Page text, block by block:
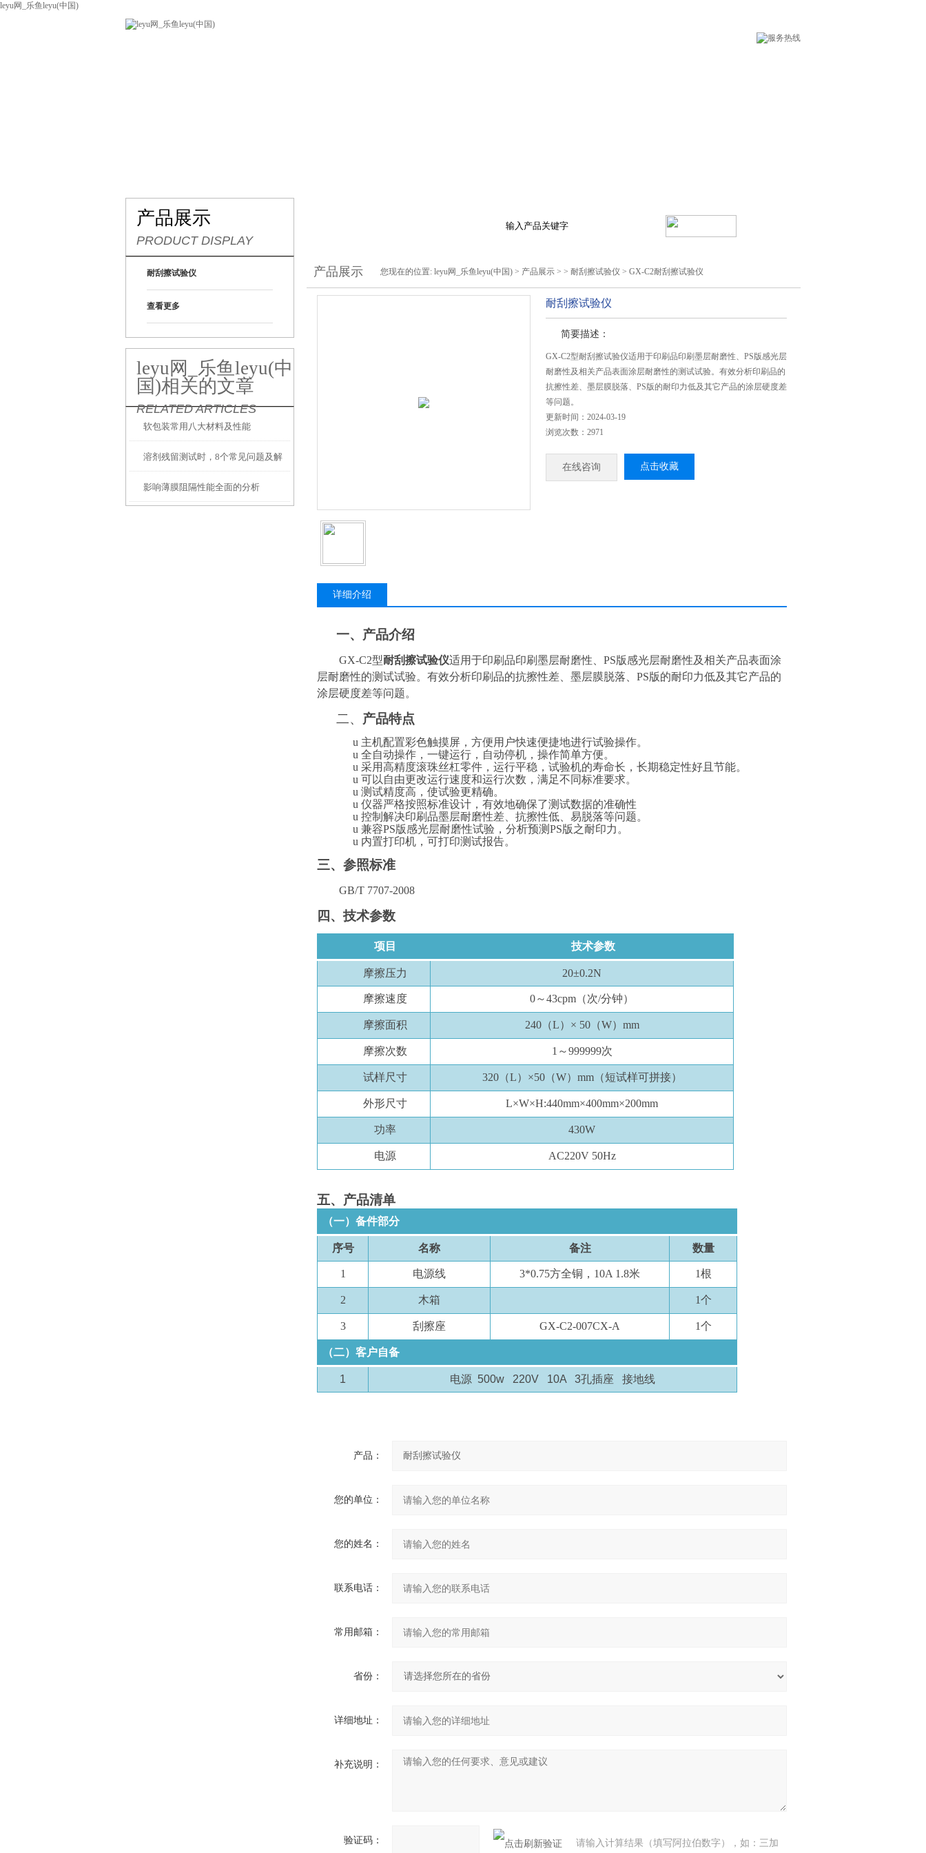
leyu网_乐鱼leyu(中国)
产品展示
PRODUCT DISPLAY
耐刮擦试验仪
查看更多
leyu网_乐鱼leyu(中
国)相关的文章
RELATED ARTICLES
软包装常用八大材料及性能
溶剂残留测试时，8个常见问题及解
决方式请收好
影响薄膜阻隔性能全面的分析
产品展示 您现在的位置: leyu网_乐鱼leyu(中国) > 产品展示 > > 耐刮擦试验仪 > GX-C2耐刮擦试验仪
耐刮擦试验仪
简要描述：
GX-C2型耐刮擦试验仪适用于印刷品印刷墨层耐磨性、PS版感光层
耐磨性及相关产品表面涂层耐磨性的测试试验。有效分析印刷品的
抗擦性差、墨层膜脱落、PS版的耐印力低及其它产品的涂层硬度差
等问题。
更新时间：2024-03-19
浏览次数：2971
在线咨询 点击收藏
详细介绍
一、 产品介绍
GX-C2型耐刮擦试验仪适用于印刷品印刷墨层耐磨性、 PS版感光层耐磨性及相关产品表面涂
层耐磨性的测试试验。有效分析印刷品的抗擦性差、墨层膜脱落、PS版的耐印力低及其它产品的
涂层硬度差等问题。
二、 产品特点
u 主机配置彩色触摸屏，方便用户快速便捷地进行试验操作。
u 全自动操作，一键运行 ， 自动停机 ， 操作简单方便。
u 采用高精度滚珠丝杠零件 ， 运行平稳，试验机的寿命长，长期稳定性好且节能。
u 可以自由更改运行速度和运行次数，满足不同标准要求。
u 测试精度高，使试验更精确。
u 仪器严格按照标准设计，有效地确保了测试数据的准确性
u 控制解决印刷品墨层耐磨性差、抗擦性低、易脱落等问题。
u 兼容PS版感光层耐磨性试验，分析预测PS版之耐印力。
u 内置打印机，可打印测试报告。
三、 参照标准
GB/T 7707-2008
四、技术参数
项目 技术参数
摩擦压力 20±0.2N
摩擦速度 0～43cpm（次/分钟）
摩擦面积 240（L）× 50（W）mm
摩擦次数 1～999999次
试样尺寸 320（L）×50（W）mm（短试样可拼接）
外形尺寸 L×W×H:440mm×400mm×200mm
功率 430W
电源 AC220V 50Hz
五、产品清单
（一）备件部分
序号 名称 备注 数量
1 电源线 3*0.75方全铜，10A 1.8米 1根
2 木箱 1个
3 刮擦座 GX-C2-007CX-A 1个
（二）客户自备
1 电源 500w 220V 10A 3孔插座 接地线
产品：
您的单位：
您的姓名：
联系电话：
常用邮箱：
省份：
详细地址：
补充说明：
验证码： 请输入计算结果（填写阿拉伯数字），如：三加